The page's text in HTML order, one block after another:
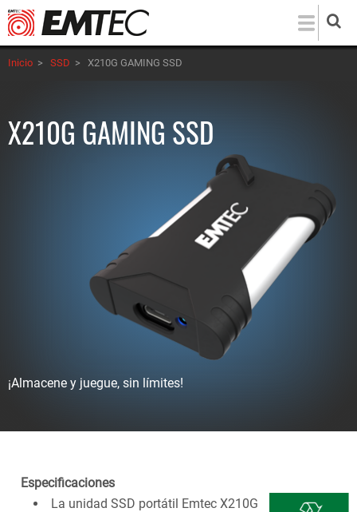
Pasar
al
contenido
principal
Inicio > SSD > X210G GAMING SSD
X210G GAMING SSD
¡Almacene y juegue, sin límites!
Especificaciones
La unidad SSD portátil Emtec X210G